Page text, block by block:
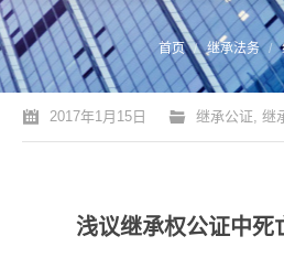
您的位置： 首页 继承法务
2017年1月15日 继承公证, 继
浅议继承权公证中死